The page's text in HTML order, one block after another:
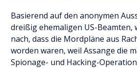
Basierend auf den anonymen
dreißig ehemaligen US-Beamten,
nach, dass die Mordpläne aus
worden waren, weil Assange die
Spionage- und Hacking-